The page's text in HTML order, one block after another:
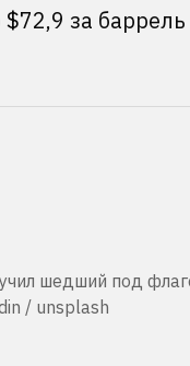
за баррель
шедший под
/ unsplash